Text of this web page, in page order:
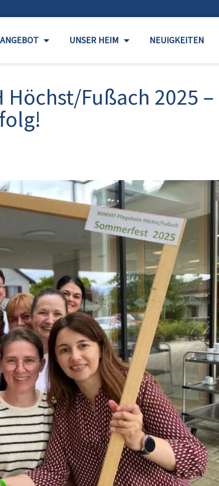
ANGEBOT UNSER HEIM NEUIGKEITEN
Höchst/Fußach 2025 –